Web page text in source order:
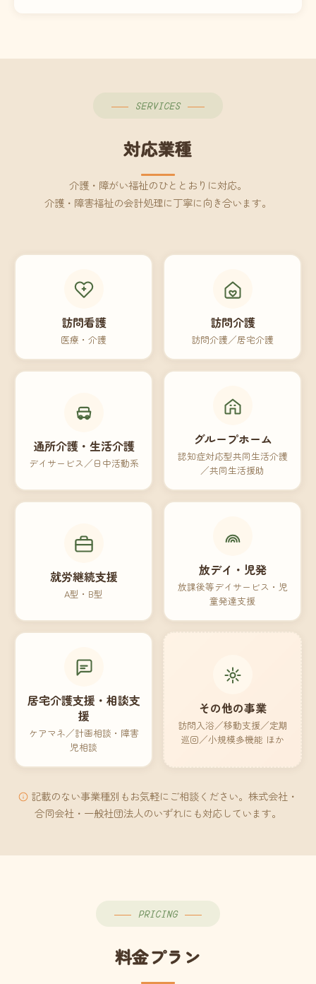
SERVICES
対応業種
介護・障がい福祉のひととおりに対応。
介護・障害福祉の会計処理に丁寧に向き合います。
訪問看護
医療・介護
訪問介護
訪問介護／居宅介護
通所介護・生活介護
デイサービス／日中活動系
グループホーム
認知症対応型共同生活介護
／共同生活援助
就労継続支援
A型・B型
放デイ・児発
放課後等デイサービス・児
童発達支援
居宅介護支援・相談支
援
ケアマネ／計画相談・障害
児相談
その他の事業
訪問入浴／移動支援／定期
巡回／小規模多機能 ほか
記載のない事業種別もお気軽にご相談ください。株式会社・
合同会社・一般社団法人のいずれにも対応しています。
PRICING
料金プラン